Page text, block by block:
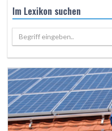
Im Lexikon suchen
Begriff eingeben..